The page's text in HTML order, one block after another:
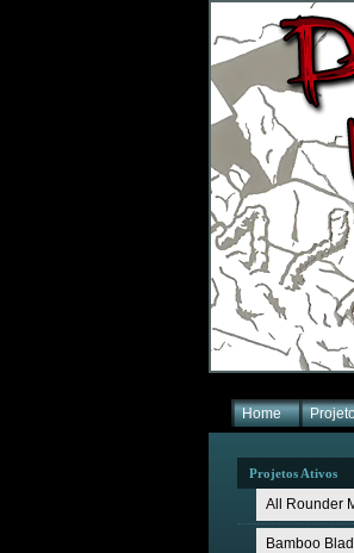
Home
Projetos Ativos
All Rounder
Bamboo